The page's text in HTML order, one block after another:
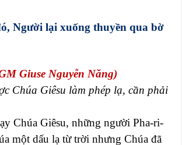
Người lại xuống thuyền qua bờ
Giuse Nguyễn Năng)
Chúa Giêsu làm phép lạ, cần phải
Chúa Giêsu, những người Pha-ri-
một dấu lạ từ trời nhưng Chúa đã